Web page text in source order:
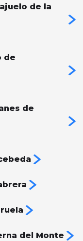
de la
de
de
del Monte